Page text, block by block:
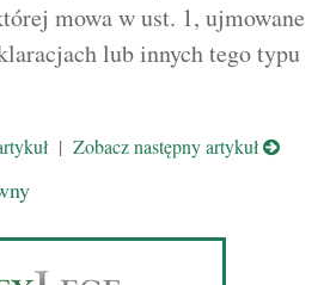
mowa w ust. 1, ujmowane
lub innych tego typu
| Zobacz następny artykuł